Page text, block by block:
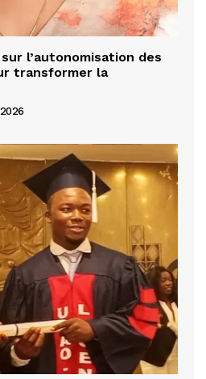
sur l’autonomisation des
transformer la